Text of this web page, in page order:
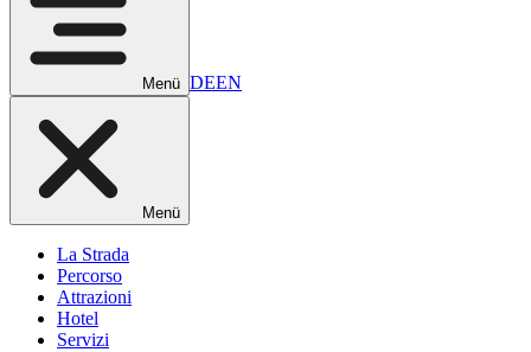
Menü DEEN
Menü
La Strada
Percorso
Attrazioni
Hotel
Servizi